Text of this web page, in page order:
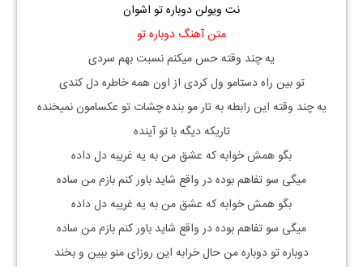
نت ویولن دوباره تو اشوان
متن آهنگ دوباره تو
یه چند وقته حس میکنم نسبت بهم سردی
تو بین راه دستامو ول کردی از اون همه خاطره دل کندی
یه چند وقته این رابطه به تار مو بنده چشات تو عکسامون نمیخنده
تاریکه دیگه با تو آینده
بگو همش خوابه که عشق من به یه غریبه دل داده
میگی سو تفاهم بوده در واقع شاید باور کنم بازم من ساده
بگو همش خوابه که عشق من به یه غریبه دل داده
میگی سو تفاهم بوده در واقع شاید باور کنم بازم من ساده
دوباره تو دوباره من حال خرابه این روزای منو ببین و بخند